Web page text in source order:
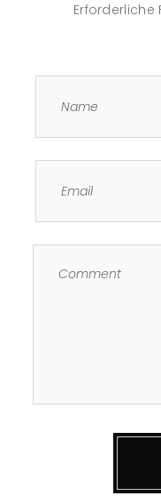
Erforderliche